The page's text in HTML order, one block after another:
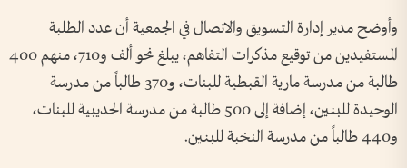
وأوضح مدير إدارة التسويق والاتصال في الجمعية أن عدد الطلبة
المستفيدين من توقيع مذكرات التفاهم، يبلغ نحو ألف و710، منهم 400
طالبة من مدرسة مارية القبطية للبنات، و370 طالباً من مدرسة
الوحيدة للبنين، إضافة إلى 500 طالبة من مدرسة الحديبية للبنات،
و440 طالباً من مدرسة النخبة للبنين.